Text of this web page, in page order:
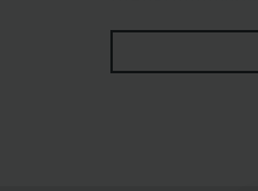
Sitzposition gut
und